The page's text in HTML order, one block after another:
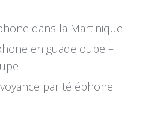
dans la Martinique
en guadeloupe –
par téléphone